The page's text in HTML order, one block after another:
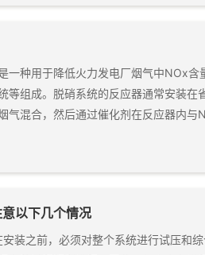
一种用于降低火力发电厂烟气中NOx
等组成。脱硝系统的反应器通常安装
气混合，然后通过催化剂在反应器内与
以下几个情况
装之前，必须对整个系统进行试压和